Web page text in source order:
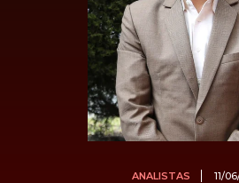
ANALISTAS 11/